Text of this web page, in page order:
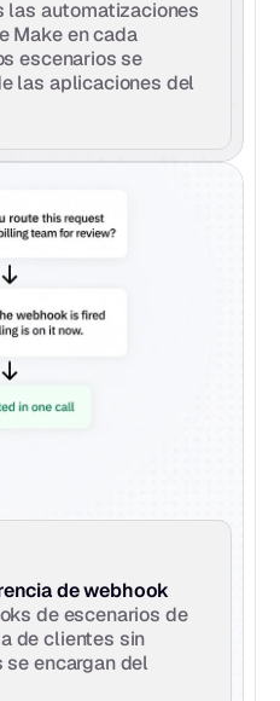
las automatizaciones
Make en cada
escenarios se
las aplicaciones del
de webhook
de escenarios de
de clientes sin
se encargan del